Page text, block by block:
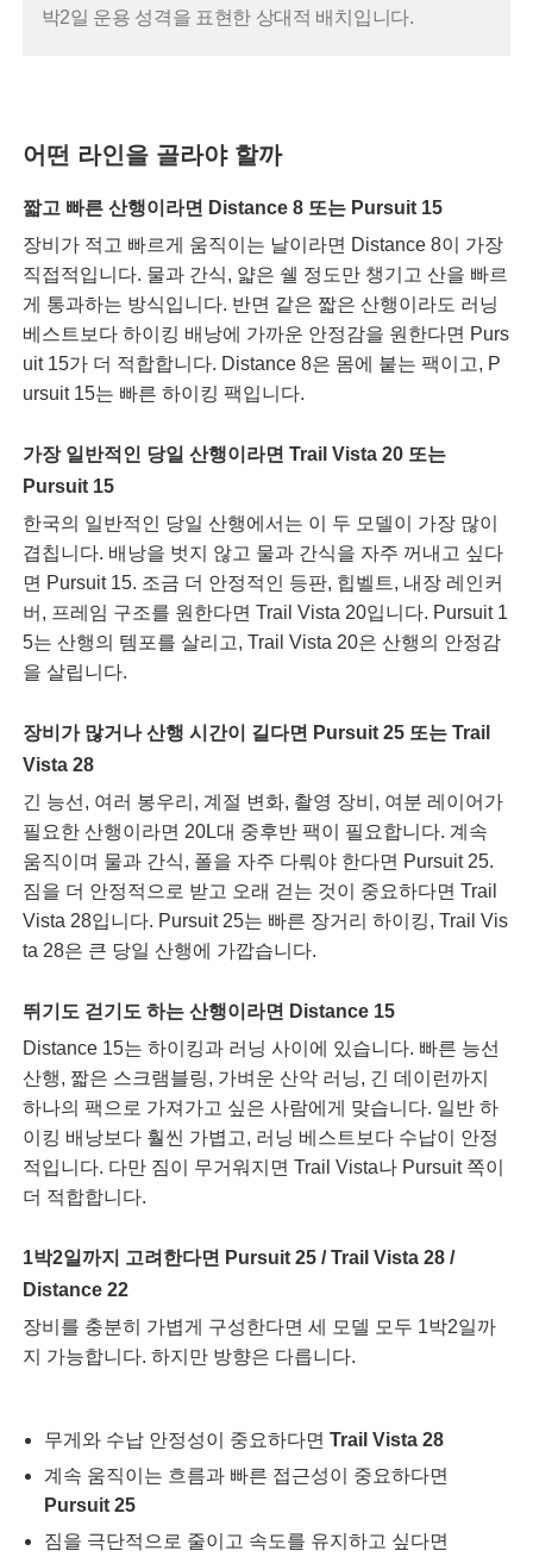
박2일 운용 성격을 표현한 상대적 배치입니다.
어떤 라인을 골라야 할까
짧고 빠른 산행이라면 Distance 8 또는 Pursuit 15
장비가 적고 빠르게 움직이는 날이라면 Distance 8이 가장
직접적입니다. 물과 간식, 얇은 쉘 정도만 챙기고 산을 빠르
게 통과하는 방식입니다. 반면 같은 짧은 산행이라도 러닝
베스트보다 하이킹 배낭에 가까운 안정감을 원한다면 Purs
uit 15가 더 적합합니다. Distance 8은 몸에 붙는 팩이고, P
ursuit 15는 빠른 하이킹 팩입니다.
가장 일반적인 당일 산행이라면 Trail Vista 20 또는
Pursuit 15
한국의 일반적인 당일 산행에서는 이 두 모델이 가장 많이
겹칩니다. 배낭을 벗지 않고 물과 간식을 자주 꺼내고 싶다
면 Pursuit 15. 조금 더 안정적인 등판, 힙벨트, 내장 레인커
버, 프레임 구조를 원한다면 Trail Vista 20입니다. Pursuit 1
5는 산행의 템포를 살리고, Trail Vista 20은 산행의 안정감
을 살립니다.
장비가 많거나 산행 시간이 길다면 Pursuit 25 또는 Trail
Vista 28
긴 능선, 여러 봉우리, 계절 변화, 촬영 장비, 여분 레이어가
필요한 산행이라면 20L대 중후반 팩이 필요합니다. 계속
움직이며 물과 간식, 폴을 자주 다뤄야 한다면 Pursuit 25.
짐을 더 안정적으로 받고 오래 걷는 것이 중요하다면 Trail
Vista 28입니다. Pursuit 25는 빠른 장거리 하이킹, Trail Vis
ta 28은 큰 당일 산행에 가깝습니다.
뛰기도 걷기도 하는 산행이라면 Distance 15
Distance 15는 하이킹과 러닝 사이에 있습니다. 빠른 능선
산행, 짧은 스크램블링, 가벼운 산악 러닝, 긴 데이런까지
하나의 팩으로 가져가고 싶은 사람에게 맞습니다. 일반 하
이킹 배낭보다 훨씬 가볍고, 러닝 베스트보다 수납이 안정
적입니다. 다만 짐이 무거워지면 Trail Vista나 Pursuit 쪽이
더 적합합니다.
1박2일까지 고려한다면 Pursuit 25 / Trail Vista 28 /
Distance 22
장비를 충분히 가볍게 구성한다면 세 모델 모두 1박2일까
지 가능합니다. 하지만 방향은 다릅니다.
무게와 수납 안정성이 중요하다면 Trail Vista 28
계속 움직이는 흐름과 빠른 접근성이 중요하다면
Pursuit 25
짐을 극단적으로 줄이고 속도를 유지하고 싶다면